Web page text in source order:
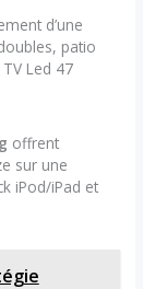
d’une
patio
Led 47
offrent
sur une
iPod/iPad et